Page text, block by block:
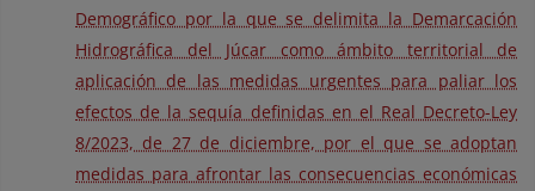
Demográfico por la que se delimita la Demarcación
Hidrográfica del Júcar como ámbito territorial de
aplicación de las medidas urgentes para paliar los
efectos de la sequía definidas en el Real Decreto-Ley
8/2023, de 27 de diciembre, por el que se adoptan
medidas para afrontar las consecuencias económicas